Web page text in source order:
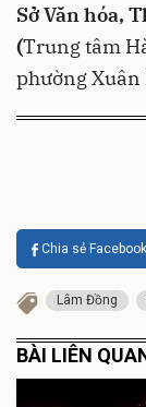
Sở Văn hóa,
(Trung tâm
phường Xuân
Chia sẻ Facebook
Lâm Đồng
BÀI LIÊN